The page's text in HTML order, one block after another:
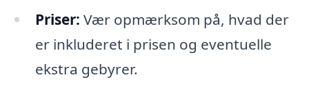
Priser: Vær opmærksom på, hvad der
er inkluderet i prisen og eventuelle
ekstra gebyrer.